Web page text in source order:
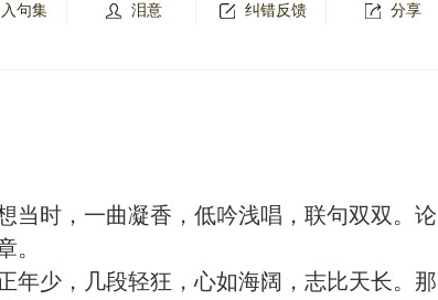
句集 泪意 纠错反馈 分享
当时，一曲凝香，低吟浅唱，联句双双。论
。
年少，几段轻狂，心如海阔，志比天长。那